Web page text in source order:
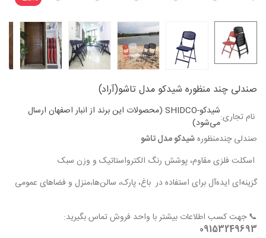
صندلی چند منظوره شیدکو مدل تاشو(آراد)
نام تجاری:
شیدکو-SHIDCO (محصولات این برند از انبار اصفهان ارسال
می‌شود)
صندلی چندمنظورهشیدکو مدل تاشو
اسکلت فلزی مقاوم، پوشش رنگ الکترواستاتیک و وزن سبک
گزینه‌ای ایده‌آل برای استفاده در باغ، پارک، سالن‌ها،منزل و فضاهای عمومی
📞 جهت کسب اطلاعات بیشتر با واحد فروش تماس بگیرید:
09153249693